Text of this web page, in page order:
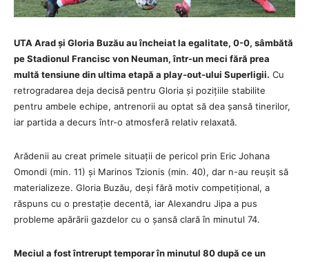
UTA Arad și Gloria Buzău au încheiat la egalitate, 0-0, sâmbătă
pe Stadionul Francisc von Neuman, într-un meci fără prea
multă tensiune din ultima etapă a play-out-ului Superligii. Cu
retrogradarea deja decisă pentru Gloria și pozițiile stabilite
pentru ambele echipe, antrenorii au optat să dea șansă tinerilor,
iar partida a decurs într-o atmosferă relativ relaxată.
Arădenii au creat primele situații de pericol prin Eric Johana
Omondi (min. 11) și Marinos Tzionis (min. 40), dar n-au reușit să
materializeze. Gloria Buzău, deși fără motiv competițional, a
răspuns cu o prestație decentă, iar Alexandru Jipa a pus
probleme apărării gazdelor cu o șansă clară în minutul 74.
Meciul a fost întrerupt temporar în minutul 80 după ce un